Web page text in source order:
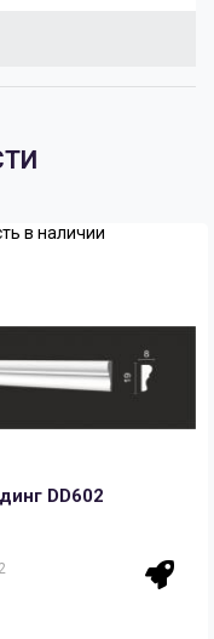
в наличии
DD602